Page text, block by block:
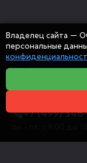
+7 (499)
Владелец сайта —
персональные